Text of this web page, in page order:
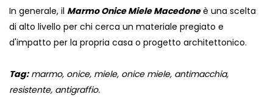
In generale, il Marmo Onice Miele Macedoneè una scelta
di alto livello per chi cerca un materiale pregiato e
d'impatto per la propria casa o progetto architettonico.
Tag:marmo, onice, miele, onice miele, antimacchia,
resistente, antigraffio.